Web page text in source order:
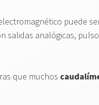
puede
salidas analógicas,
que muchos